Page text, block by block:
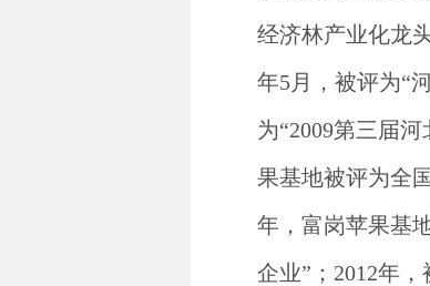
经济林产业化龙
年5月，被评为“
为“2009第三届
果基地被评为全
年，富岗苹果基
企业”；2012年